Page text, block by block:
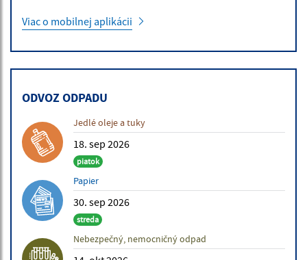
Viac o mobilnej aplikácii
ODVOZ ODPADU
Jedlé oleje a tuky
18. sep 2026
piatok
Papier
30. sep 2026
streda
Nebezpečný, nemocničný odpad